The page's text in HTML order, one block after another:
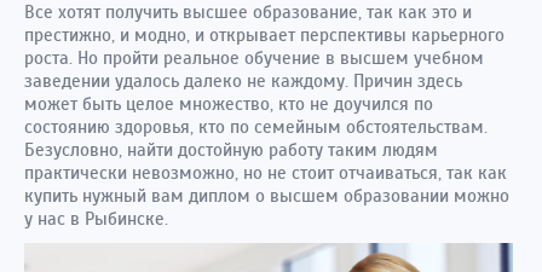
Все хотят получить высшее образование, так как это и
престижно, и модно, и открывает перспективы карьерного
роста. Но пройти реальное обучение в высшем учебном
заведении удалось далеко не каждому. Причин здесь
может быть целое множество, кто не доучился по
состоянию здоровья, кто по семейным обстоятельствам.
Безусловно, найти достойную работу таким людям
практически невозможно, но не стоит отчаиваться, так как
купить нужный вам диплом о высшем образовании можно
у нас в Рыбинске.